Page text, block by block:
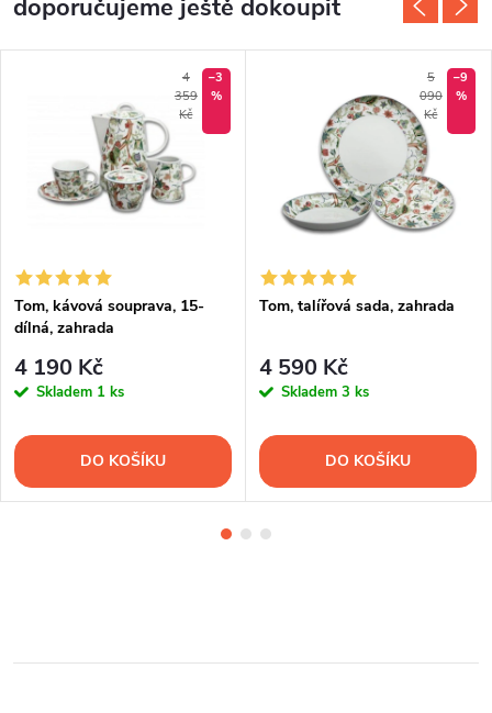
doporučujeme ještě dokoupit
4
359
Kč
–3
%
Tom, kávová souprava, 15-
dílná, zahrada
4 190 Kč
Skladem 1 ks
DO KOŠÍKU
5
090
Kč
–9
%
Tom, talířová sada, zahrada
4 590 Kč
Skladem 3 ks
DO KOŠÍKU